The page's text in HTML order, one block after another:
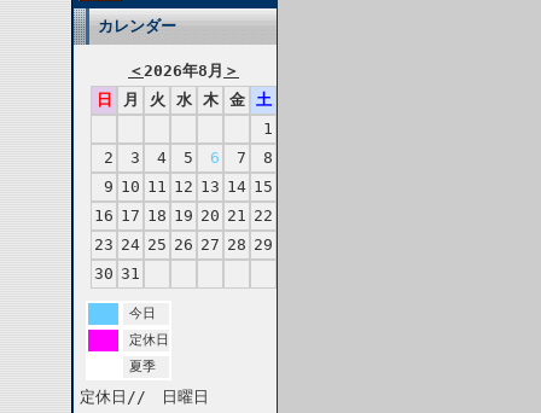
カレンダー
＜2026年8月 ＞
日
月 火 水 木 金
土
1
2
3 4 5 6 7
8
9 10 11 12 13 14 15
16 17 18 19 20 21 22
23 24 25 26 27 28 29
30 31
今日
定休日
夏季
定休日// 日曜日